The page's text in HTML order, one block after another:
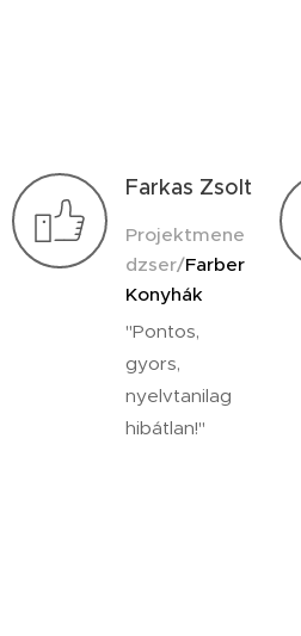
Farkas Zsolt
Projektmene
dzser/Farber
Konyhák
"Pontos,
gyors,
nyelvtanilag
hibátlan!"